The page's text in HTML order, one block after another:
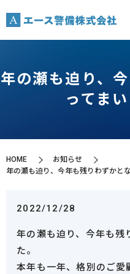
年の瀬も迫り、
ってま
HOME
お知らせ
年の瀬も迫り、今年も残りわずかと
2022/12/28
年の瀬も迫り、今年も残
た。
本年も一年、格別のご愛